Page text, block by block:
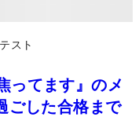
スト
ってます』のメ
ごした合格まで